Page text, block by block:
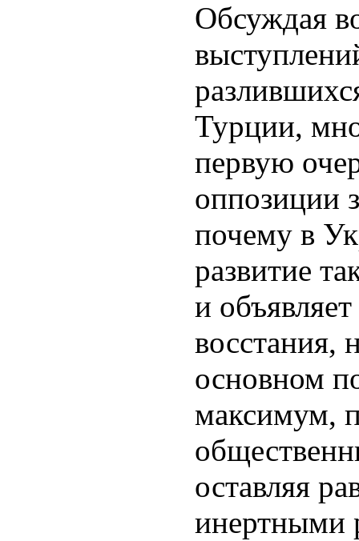
Обсуждая
Турции,
первую
оппозиции
почему в
развитие
и
восстания,
основном
максимум,
оставляя
инертными